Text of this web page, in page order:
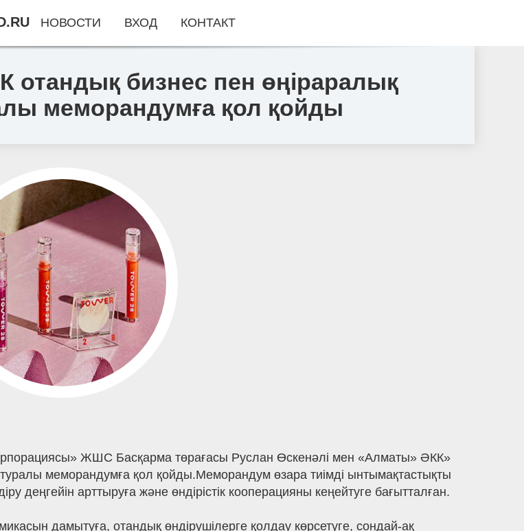
бизнес пен өңіраралық
меморандумға қол қойды
ЖШС Басқарма төрағасы Руслан Өскенәлі мен «Алматы» ӘКК»
меморандумға қол қойды.Меморандум өзара тиімді ынтымақтастықты
деңгейін арттыруға және өндірістік кооперацияны кеңейтуге бағытталған.
дамытуға, отандық өндірушілерге қолдау көрсетуге, сондай-ақ
НОВОСТИ ВХОД КОНТАКТ